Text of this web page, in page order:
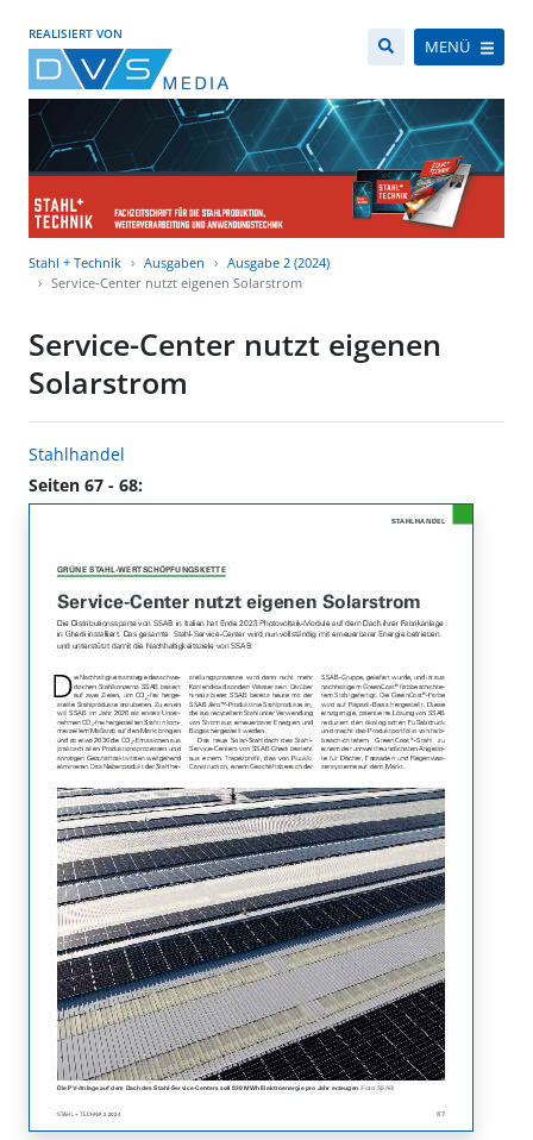
REALISIERT VON
MENÜ
Stahl + Technik Ausgaben
Ausgabe 2 (2024)
Service-Center nutzt eigenen Solarstrom
Service-Center nutzt eigenen
Solarstrom
Stahlhandel
Seiten 67 - 68: